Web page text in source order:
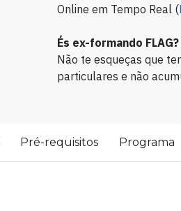
Online em Tempo Real (
És ex-formando FLAG?
Não te esqueças que
particulares e não
Pré-requisitos Programa